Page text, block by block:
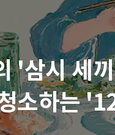
'삼시 세
소하는